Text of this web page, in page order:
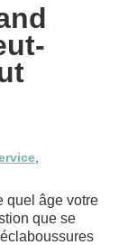
quel âge votre
que se